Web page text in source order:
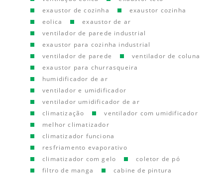
exaustor de cozinha
exaustor cozinha
eolica
exaustor de ar
ventilador de parede industrial
exaustor para cozinha industrial
ventilador de parede
ventilador de coluna
exaustor para churrasqueira
humidificador de ar
ventilador e umidificador
ventilador umidificador de ar
climatização
ventilador com umidificador
melhor climatizador
climatizador funciona
resfriamento evaporativo
climatizador com gelo
coletor de pó
filtro de manga
cabine de pintura